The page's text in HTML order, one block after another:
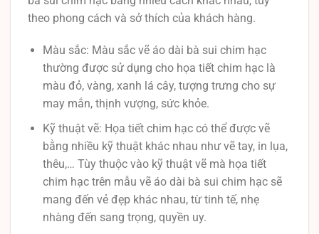
theo phong cách và sở thích của khách hàng.
Màu sắc: Màu sắc vẽ áo dài bà sui chim hạc
thường được sử dụng cho họa tiết chim hạc là
màu đỏ, vàng, xanh lá cây, tượng trưng cho sự
may mắn, thịnh vượng, sức khỏe.
Kỹ thuật vẽ: Họa tiết chim hạc có thể được vẽ
bằng nhiều kỹ thuật khác nhau như vẽ tay, in lụa,
thêu,… Tùy thuộc vào kỹ thuật vẽ mà họa tiết
chim hạc trên mẫu vẽ áo dài bà sui chim hạc sẽ
mang đến vẻ đẹp khác nhau, từ tinh tế, nhẹ
nhàng đến sang trọng, quyền uy.